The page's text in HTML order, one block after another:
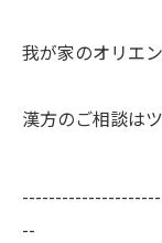
我が家のオリエ
漢方のご相談は
--